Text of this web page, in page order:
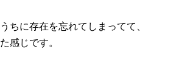
ちに存在を忘れてしまってて、
感じです。